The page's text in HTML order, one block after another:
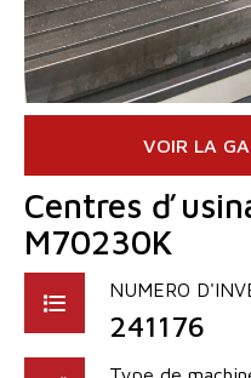
Centres ď
M70230K
NUMERO
241176